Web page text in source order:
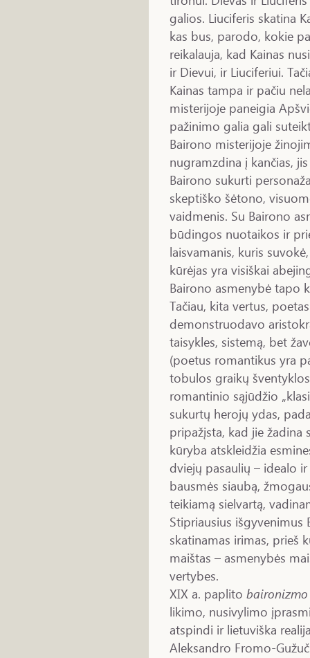
galios. Liuciferis skatina
kas bus, parodo, kokie
reikalauja, kad Kainas
ir Dievui, ir Liuciferiui.
Kainas tampa ir pačiu
misterijoje paneigia
pažinimo galia gali
Bairono misterijoje
nugramzdina į kančias,
Bairono sukurti
skeptiško šėtono,
vaidmenis. Su Bairono
būdingos nuotaikos ir
laisvamanis, kuris
kūrėjas yra visiškai
Bairono asmenybė tapo
Tačiau, kita vertus,
demonstruodavo
taisykles, sistemą, bet
(poetus romantikus yra
tobulos graikų
romantinio sąjūdžio
sukurtų herojų ydas,
pripažįsta, kad jie žadina
kūryba atskleidžia
dviejų pasaulių – idealo
bausmės siaubą,
teikiamą sielvartą,
Stipriausius išgyvenimus
skatinamas irimas, prieš
maištas – asmenybės
vertybes.
XIX a. paplito baironizmo
likimo, nusivylimo
atspindi ir lietuviška
Aleksandro Fromo-